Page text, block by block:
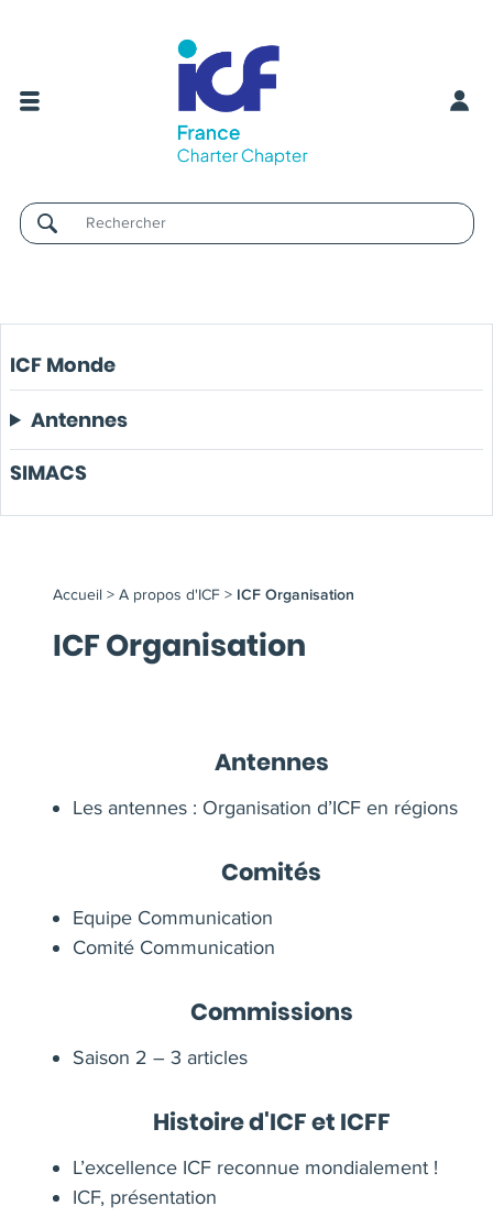
Username
ICF Monde
Antennes
SIMACS
Accueil > A propos d'ICF > ICF Organisation
ICF Organisation
Antennes
Les antennes : Organisation d’ICF en régions
Comités
Equipe Communication
Comité Communication
Commissions
Saison 2 – 3 articles
Histoire d'ICF et ICFF
L’excellence ICF reconnue mondialement !
ICF, présentation